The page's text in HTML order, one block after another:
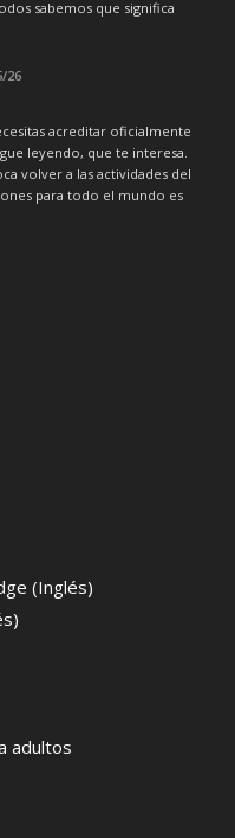
sabemos que significa
26
acreditar oficialmente
leyendo, que te interesa.
volver a las actividades del
para todo el mundo es
(Inglés)
adultos